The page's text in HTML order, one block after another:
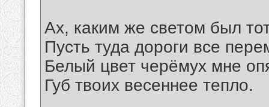
Ах, каким же светом был
Пусть туда дороги все
Белый цвет черёмух мне
Губ твоих весеннее тепло.